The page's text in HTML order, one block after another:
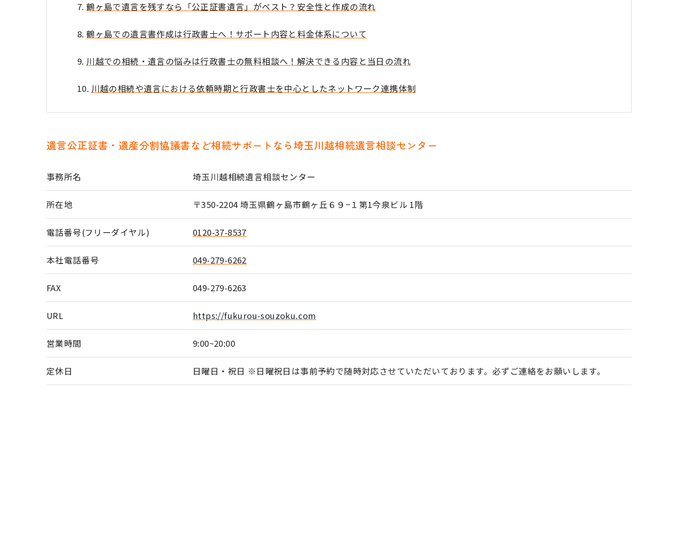
鶴ヶ島で遺言を残すなら「公正証書遺言」がベスト？安全性と作成の流れ
鶴ヶ島での遺言書作成は行政書士へ！サポート内容と料金体系について
川越での相続・遺言の悩みは行政書士の無料相談へ！解決できる内容と当日の流れ
川越の相続や遺言における依頼時期と行政書士を中心としたネットワーク連携体制
遺言公正証書・遺産分割協議書など相続サポートなら埼玉川越相続遺言相談センター
事務所名 埼玉川越相続遺言相談センター
所在地 〒350-2204 埼玉県鶴ヶ島市鶴ヶ丘６９−１第1今泉ビル 1階
電話番号(フリーダイヤル) 0120-37-8537
本社電話番号 049-279-6262
FAX 049-279-6263
URL https://fukurou-souzoku.com
営業時間 9:00~20:00
定休日 日曜日・祝日 ※日曜祝日は事前予約で随時対応させていただいております。必ずご連絡をお願いします。